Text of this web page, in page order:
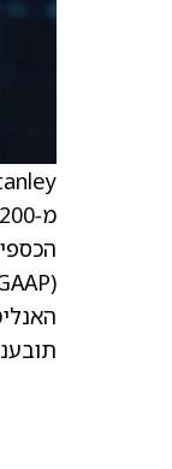
(U. S. GAAP), והציגו את הציפיות שלהם ליום המשקיעים שיתקיים ב‑26 במרץ.